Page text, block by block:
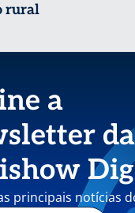
rural
a
da
principais notícias